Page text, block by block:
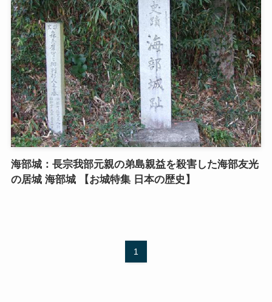
海部城：長宗我部元親の弟島親益を殺害した海部友光
の居城 海部城 【お城特集 日本の歴史】
1